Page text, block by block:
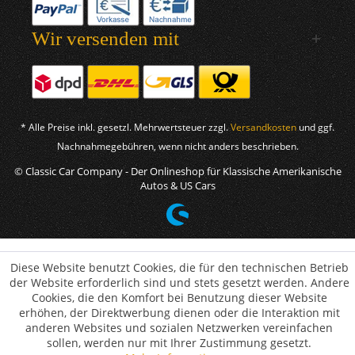
Wir versenden mit
* Alle Preise inkl. gesetzl. Mehrwertsteuer zzgl.Versandkosten und ggf.
Nachnahmegebühren, wenn nicht anders beschrieben.
© Classic Car Company - Der Onlineshop für Klassische Amerikanische
Autos & US Cars
Diese Website benutzt Cookies, die für den technischen Betrieb
der Website erforderlich sind und stets gesetzt werden. Andere
Cookies, die den Komfort bei Benutzung dieser Website
erhöhen, der Direktwerbung dienen oder die Interaktion mit
anderen Websites und sozialen Netzwerken vereinfachen
sollen, werden nur mit Ihrer Zustimmung gesetzt.